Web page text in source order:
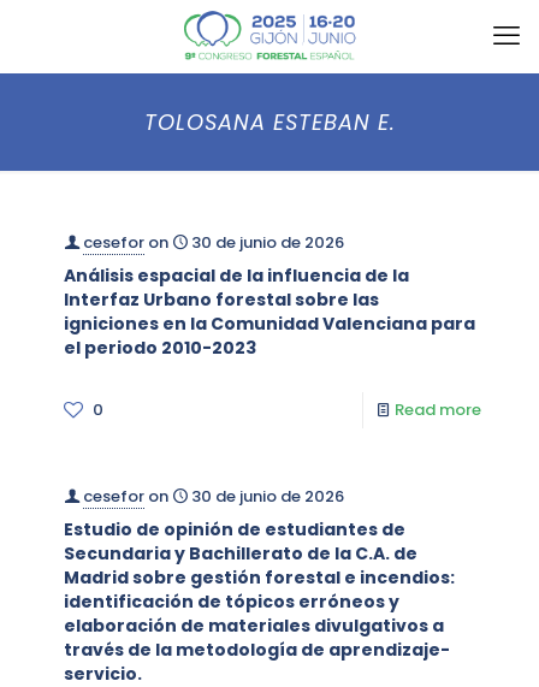
TOLOSANA ESTEBAN E.
cesefor on 30 de junio de 2026
Análisis espacial de la influencia de la
Interfaz Urbano forestal sobre las
igniciones en la Comunidad Valenciana para
el periodo 2010-2023
0 Read more
cesefor on 30 de junio de 2026
Estudio de opinión de estudiantes de
Secundaria y Bachillerato de la C.A. de
Madrid sobre gestión forestal e incendios:
identificación de tópicos erróneos y
elaboración de materiales divulgativos a
través de la metodología de aprendizaje-
servicio.